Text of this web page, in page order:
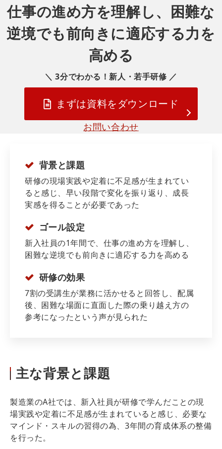
仕事の進め方を理解し、困難な
逆境でも前向きに適応する力を
高める
＼ 3分でわかる！新人・若手研修 ／
まずは資料をダウンロード
お問い合わせ
背景と課題
研修の現場実践や定着に不足感が生まれてい
ると感じ、早い段階で変化を振り返り、成長
実感を得ることが必要であった
ゴール設定
新入社員の1年間で、仕事の進め方を理解し、
困難な逆境でも前向きに適応する力を高める
研修の効果
7割の受講生が業務に活かせると回答し、配属
後、困難な場面に直面した際の乗り越え方の
参考になったという声が見られた
主な背景と課題
製造業のA社では、新入社員が研修で学んだことの現
場実践や定着に不足感が生まれていると感じ、必要な
マインド・スキルの習得の為、3年間の育成体系の整備
を行った。